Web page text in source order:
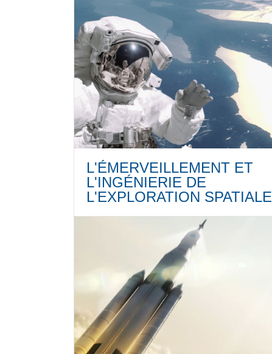
L'ÉMERVEILLEMENT ET
L'INGÉNIERIE DE
L'EXPLORATION SPATIALE